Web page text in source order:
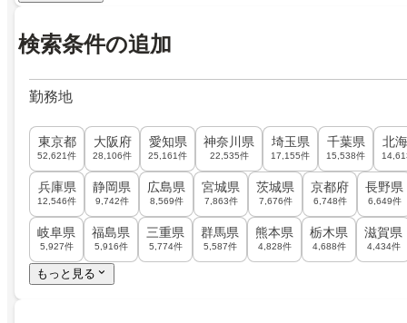
検索条件の追加
勤務地
東京都
52,621件
大阪府
28,106件
愛知県
25,161件
神奈川県
22,535件
埼玉県
17,155件
千葉県
15,538件
北
兵庫県
12,546件
静岡県
9,742件
広島県
8,569件
宮城県
7,863件
茨城県
7,676件
京都府
6,748件
長野県
6,649件
岐阜県
5,927件
福島県
5,916件
三重県
5,774件
群馬県
5,587件
熊本県
4,828件
栃木県
4,688件
滋賀県
4,434件
もっと見る